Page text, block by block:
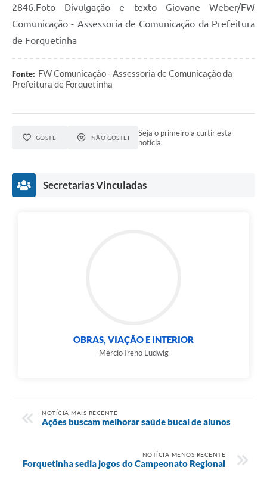
2846.Foto Divulgação e texto Giovane Weber/FW
Comunicação - Assessoria de Comunicação da Prefeitura
de Forquetinha
Fonte: FW Comunicação - Assessoria de Comunicação da
Prefeitura de Forquetinha
GOSTEI NÃO GOSTEI
Seja o primeiro a curtir esta
notícia.
Secretarias Vinculadas
OBRAS, VIAÇÃO E INTERIOR
Mércio Ireno Ludwig
NOTÍCIA MAIS RECENTE
Ações buscam melhorar saúde bucal de alunos
NOTÍCIA MENOS RECENTE
Forquetinha sedia jogos do Campeonato Regional